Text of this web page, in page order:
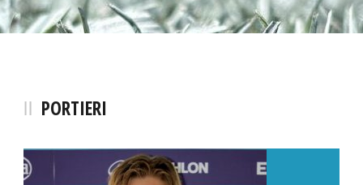
PORTIERI